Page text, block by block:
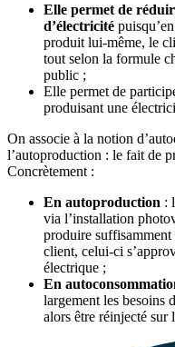
Elle permet de
d’électricité
produit lui-même, le
tout selon la formule
public ;
Elle permet de
produisant une
On associe à la notion
l’autoproduction : le fait de
Concrètement :
En autoproduction :
via l’installation
produire
client, celui-ci
électrique ;
En
largement les besoins
alors être réinjecté sur